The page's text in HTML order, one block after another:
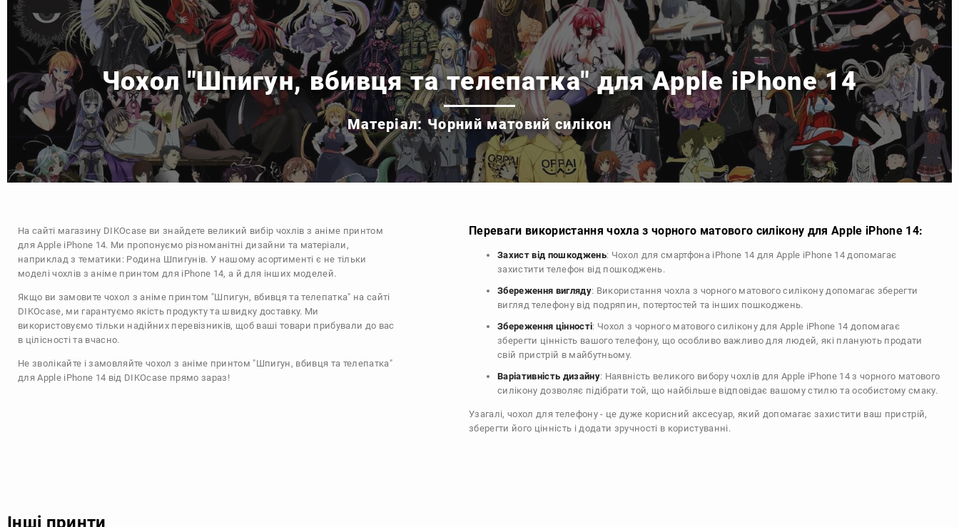
Чохол "Шпигун, вбивця та телепатка" для Apple iPhone 14
Матеріал: Чорний матовий силікон
На сайті магазину DIKOcase ви знайдете великий вибір чохлів з аніме принтом
для Apple iPhone 14. Ми пропонуємо різноманітні дизайни та матеріали,
наприклад з тематики: Родина Шпигунів. У нашому асортименті є не тільки
моделі чохлів з аніме принтом для iPhone 14, а й для інших моделей.
Якщо ви замовите чохол з аніме принтом "Шпигун, вбивця та телепатка" на сайті
DIKOcase, ми гарантуємо якість продукту та швидку доставку. Ми
використовуємо тільки надійних перевізників, щоб ваші товари прибували до вас
в цілісності та вчасно.
Не зволікайте і замовляйте чохол з аніме принтом "Шпигун, вбивця та телепатка"
для Apple iPhone 14 від DIKOcase прямо зараз!
Переваги використання чохла з чорного матового силікону для Apple iPhone 14:
Захист від пошкоджень: Чохол для смартфона iPhone 14 для Apple iPhone 14 допомагає
захистити телефон від пошкоджень.
Збереження вигляду: Використання чохла з чорного матового силікону допомагає зберегти
вигляд телефону від подряпин, потертостей та інших пошкоджень.
Збереження цінності: Чохол з чорного матового силікону для Apple iPhone 14 допомагає
зберегти цінність вашого телефону, що особливо важливо для людей, які планують продати
свій пристрій в майбутньому.
Варіативність дизайну: Наявність великого вибору чохлів для Apple iPhone 14 з чорного матового
силікону дозволяє підібрати той, що найбільше відповідає вашому стилю та особистому смаку.
Узагалі, чохол для телефону - це дуже корисний аксесуар, який допомагає захистити ваш пристрій,
зберегти його цінність і додати зручності в користуванні.
Інші принти